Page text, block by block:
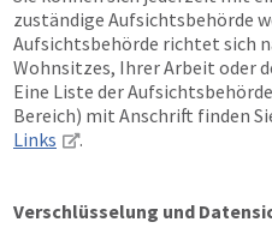
zuständige Aufsichtsbehörde
Aufsichtsbehörde richtet sich
Wohnsitzes, Ihrer Arbeit oder
Eine Liste der
Bereich) mit Anschrift finden
Links
.
Verschlüsselung und